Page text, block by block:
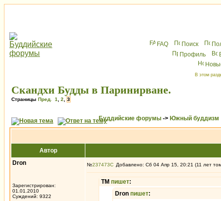
FAQ Поиск
Профиль
В этом
Скандхи Будды в Паринирване.
Страницы Пред. 1 2 3
Буддийские форумы -> Южный буддизм
Автор
Dron
Зарегистрирован:
01.01.2010
Суждений: 9322
№237473 Добавлено: Сб 04 Апр 15, 20:21 (11 лет
ТМ пишет:
Dron пишет: